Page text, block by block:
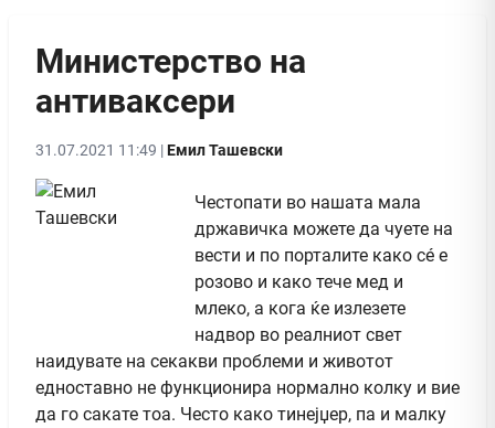
Министерство на
антиваксери
31.07.2021 11:49 |Емил Ташевски
Честопати во нашата мала
државичка можете да чуете на
вести и по порталите како сé е
розово и како тече мед и
млеко, а кога ќе излезете
надвор во реалниот свет
наидувате на секакви проблеми и животот
едноставно не функционира нормално колку и вие
да го сакате тоа. Често како тинејџер, па и малку